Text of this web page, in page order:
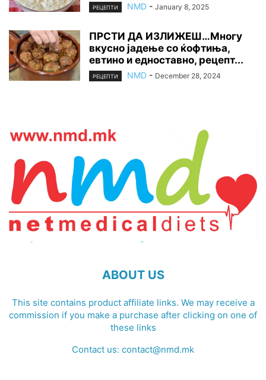
РЕЦЕПТИ NMD - January 8, 2025
ПРСТИ ДА ИЗЛИЖЕШ…Многу
вкусно јадење со ќофтиња,
евтино и едноставно, рецепт...
РЕЦЕПТИ NMD - December 28, 2024
ABOUT US
This site contains product affiliate links. We may receive a
commission if you make a purchase after clicking on one of
these links
Contact us: contact@nmd.mk